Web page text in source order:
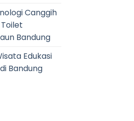
Canggih
Bandung
Edukasi
Bandung